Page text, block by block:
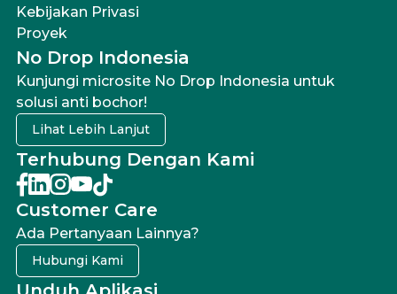
Kebijakan Privasi
Proyek
No Drop Indonesia
Kunjungi microsite No Drop Indonesia untuk
solusi anti bochor!
Lihat Lebih Lanjut
Terhubung Dengan Kami
Customer Care
Ada Pertanyaan Lainnya?
Hubungi Kami